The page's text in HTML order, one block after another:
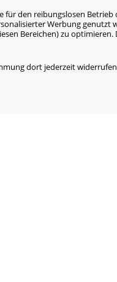
für den reibungslosen
Werbung genutzt
Bereichen) zu optimieren.
dort jederzeit